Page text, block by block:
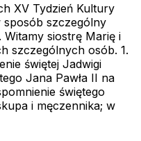
XV Tydzień Kultury
sposób szczególny
Witamy siostrę Marię i
szczególnych osób. 1.
świętej Jadwigi
Jana Pawła II na
świętego
i męczennika; w